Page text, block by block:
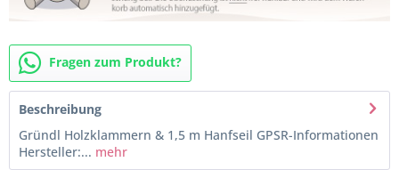
Fragen zum Produkt?
Beschreibung
Gründl Holzklammern & 1,5 m Hanfseil GPSR-Informationen
Hersteller:... mehr